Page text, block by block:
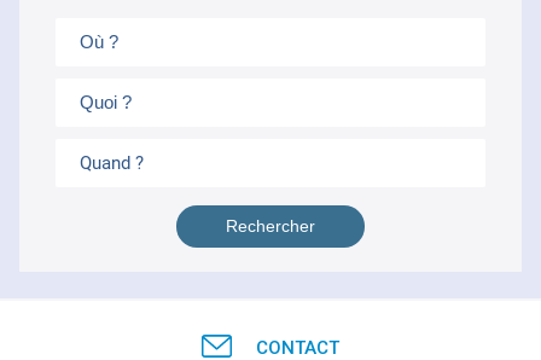
Quand ?
CONTACT